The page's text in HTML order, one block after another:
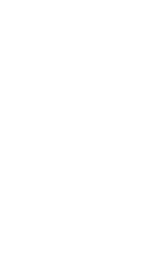
€ (0%). Vorher 29,99 €.